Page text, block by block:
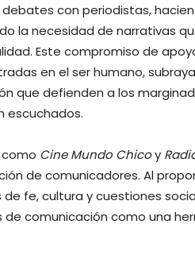
debates con periodistas,
la necesidad de narrativas
Este compromiso de
en el ser humano,
que defienden a los
escuchados.
como Cine Mundo Chicoy
de comunicadores. Al
fe, cultura y cuestiones
de comunicación como una